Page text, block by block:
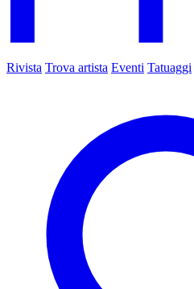
Rivista Trova artista Eventi Tatuaggi